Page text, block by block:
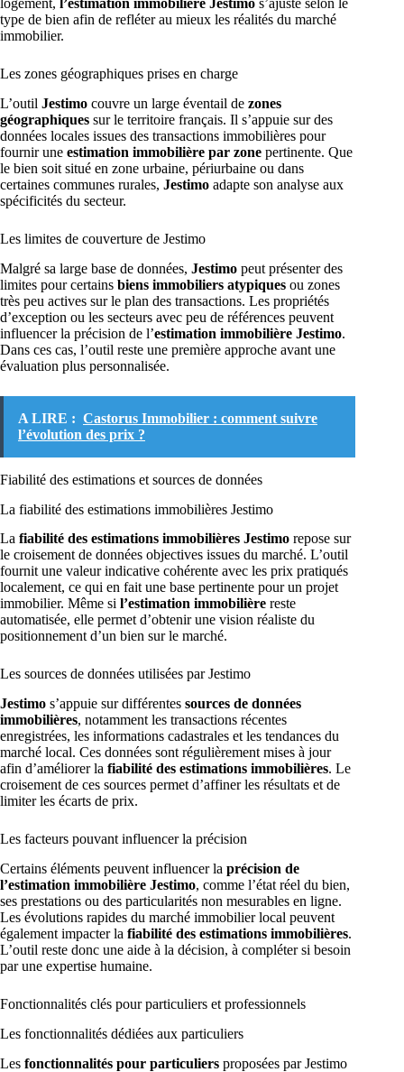
logement, l’estimation immobilière Jestimo s’ajuste selon le
type de bien afin de refléter au mieux les réalités du marché
immobilier.
Les zones géographiques prises en charge
L’outil Jestimo couvre un large éventail de zones
géographiques sur le territoire français. Il s’appuie sur des
données locales issues des transactions immobilières pour
fournir une estimation immobilière par zone pertinente. Que
le bien soit situé en zone urbaine, périurbaine ou dans
certaines communes rurales, Jestimo adapte son analyse aux
spécificités du secteur.
Les limites de couverture de Jestimo
Malgré sa large base de données, Jestimo peut présenter des
limites pour certains biens immobiliers atypiques ou zones
très peu actives sur le plan des transactions. Les propriétés
d’exception ou les secteurs avec peu de références peuvent
influencer la précision de l’estimation immobilière Jestimo.
Dans ces cas, l’outil reste une première approche avant une
évaluation plus personnalisée.
A LIRE : Castorus Immobilier : comment suivre
l’évolution des prix ?
Fiabilité des estimations et sources de données
La fiabilité des estimations immobilières Jestimo
La fiabilité des estimations immobilières Jestimo repose sur
le croisement de données objectives issues du marché. L’outil
fournit une valeur indicative cohérente avec les prix pratiqués
localement, ce qui en fait une base pertinente pour un projet
immobilier. Même si l’estimation immobilière reste
automatisée, elle permet d’obtenir une vision réaliste du
positionnement d’un bien sur le marché.
Les sources de données utilisées par Jestimo
Jestimo s’appuie sur différentes sources de données
immobilières, notamment les transactions récentes
enregistrées, les informations cadastrales et les tendances du
marché local. Ces données sont régulièrement mises à jour
afin d’améliorer la fiabilité des estimations immobilières. Le
croisement de ces sources permet d’affiner les résultats et de
limiter les écarts de prix.
Les facteurs pouvant influencer la précision
Certains éléments peuvent influencer la précision de
l’estimation immobilière Jestimo, comme l’état réel du bien,
ses prestations ou des particularités non mesurables en ligne.
Les évolutions rapides du marché immobilier local peuvent
également impacter la fiabilité des estimations immobilières.
L’outil reste donc une aide à la décision, à compléter si besoin
par une expertise humaine.
Fonctionnalités clés pour particuliers et professionnels
Les fonctionnalités dédiées aux particuliers
Les fonctionnalités pour particuliers proposées par Jestimo